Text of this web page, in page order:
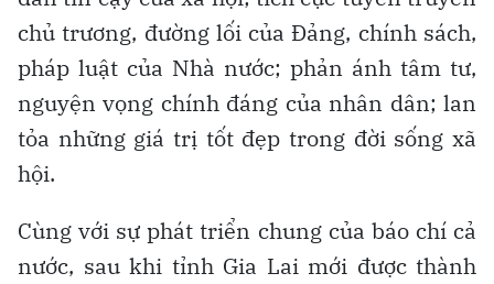
chủ trương, đường lối của Đảng, chính sách,
pháp luật của Nhà nước; phản ánh tâm tư,
nguyện vọng chính đáng của nhân dân; lan
tỏa những giá trị tốt đẹp trong đời sống xã
hội.
Cùng với sự phát triển chung của báo chí cả
nước, sau khi tỉnh Gia Lai mới được thành